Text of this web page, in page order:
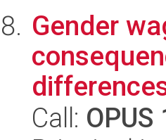
Gender
Call: OPUS